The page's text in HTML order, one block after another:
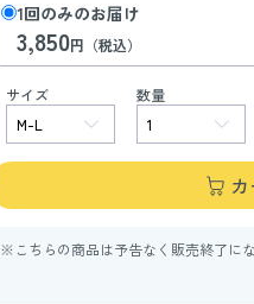
1回のみのお届け
3,850円（税込）
サイズ 数量
※こちらの商品は予告なく販売終了に